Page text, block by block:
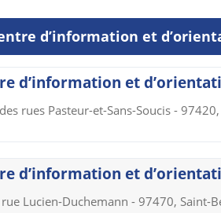
d’information et
d’information et
rues Pasteur-et-Sans-Soucis -
d’information et
Lucien-Duchemann - 97470, Saint-